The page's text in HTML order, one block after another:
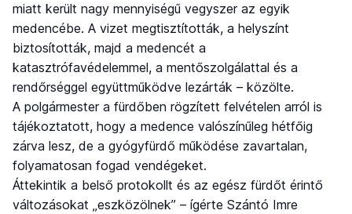
miatt került nagy mennyiségű vegyszer az egyik
medencébe. A vizet megtisztították, a helyszínt
biztosították, majd a medencét a
katasztrófavédelemmel, a mentőszolgálattal és a
rendőrséggel együttműködve lezárták – közölte.
A polgármester a fürdőben rögzített felvételen arról is
tájékoztatott, hogy a medence valószínűleg hétfőig
zárva lesz, de a gyógyfürdő működése zavartalan,
folyamatosan fogad vendégeket.
Áttekintik a belső protokollt és az egész fürdőt érintő
változásokat „eszközölnek” – ígérte Szántó Imre